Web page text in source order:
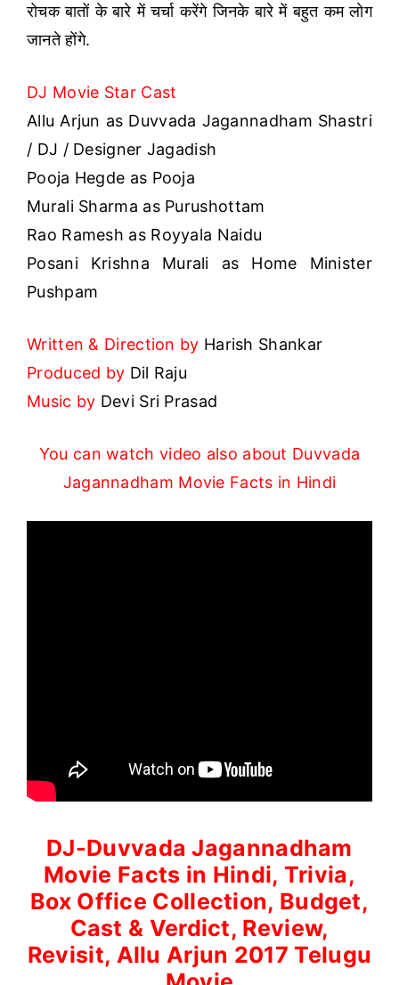
रोचक बातों के बारे में चर्चा करेंगे जिनके बारे में बहुत कम लोग
जानते होंगे.
DJ Movie Star Cast
Allu Arjun as Duvvada Jagannadham Shastri
/ DJ / Designer Jagadish
Pooja Hegde as Pooja
Murali Sharma as Purushottam
Rao Ramesh as Royyala Naidu
Posani Krishna Murali as Home Minister
Pushpam
Written & Direction by Harish Shankar
Produced by Dil Raju
Music by Devi Sri Prasad
You can watch video also about Duvvada
Jagannadham Movie Facts in Hindi
DJ-Duvvada Jagannadham
Movie Facts in Hindi, Trivia,
Box Office Collection, Budget,
Cast & Verdict, Review,
Revisit, Allu Arjun 2017 Telugu